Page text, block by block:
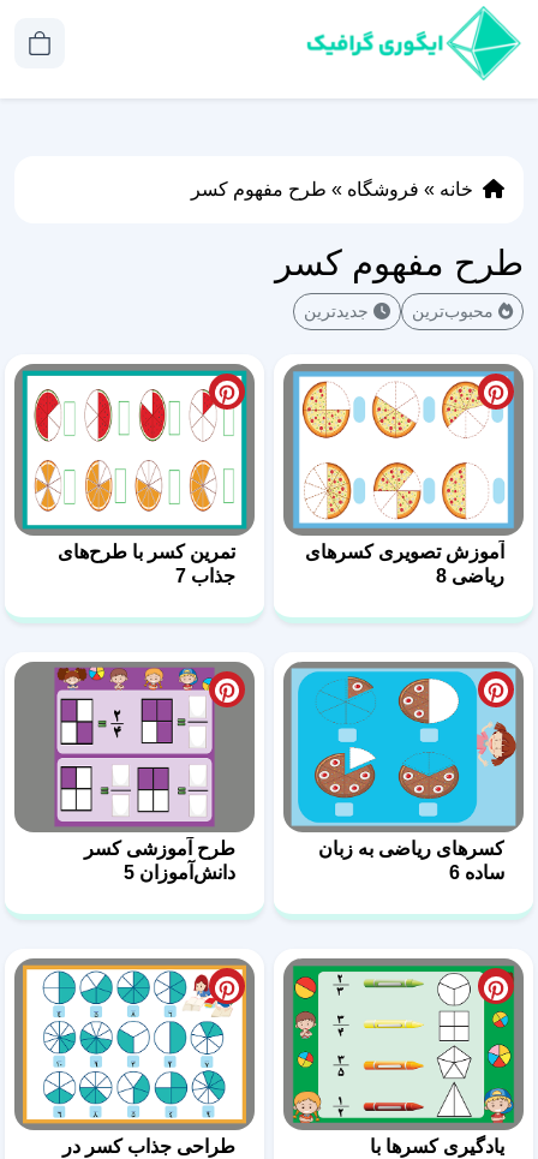
خانه » فروشگاه » طرح مفهوم کسر
طرح مفهوم کسر
محبوب‌ترین جدیدترین
آموزش تصویری کسرهای
ریاضی 8
تمرین کسر با طرح‌های
جذاب 7
کسرهای ریاضی به زبان
ساده 6
طرح آموزشی کسر
دانش‌آموزان 5
یادگیری کسرها با
طراحی جذاب کسر در